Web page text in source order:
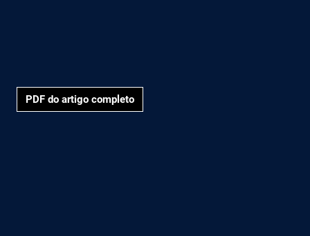
PDF do artigo completo